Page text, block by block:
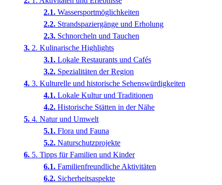
Wassersportmöglichkeiten
Strandspaziergänge und Erholung
Schnorcheln und Tauchen
2. Kulinarische Highlights
Lokale Restaurants und Cafés
Spezialitäten der Region
3. Kulturelle und historische Sehenswürdigkeiten
Lokale Kultur und Traditionen
Historische Stätten in der Nähe
4. Natur und Umwelt
Flora und Fauna
Naturschutzprojekte
5. Tipps für Familien und Kinder
Familienfreundliche Aktivitäten
Sicherheitsaspekte